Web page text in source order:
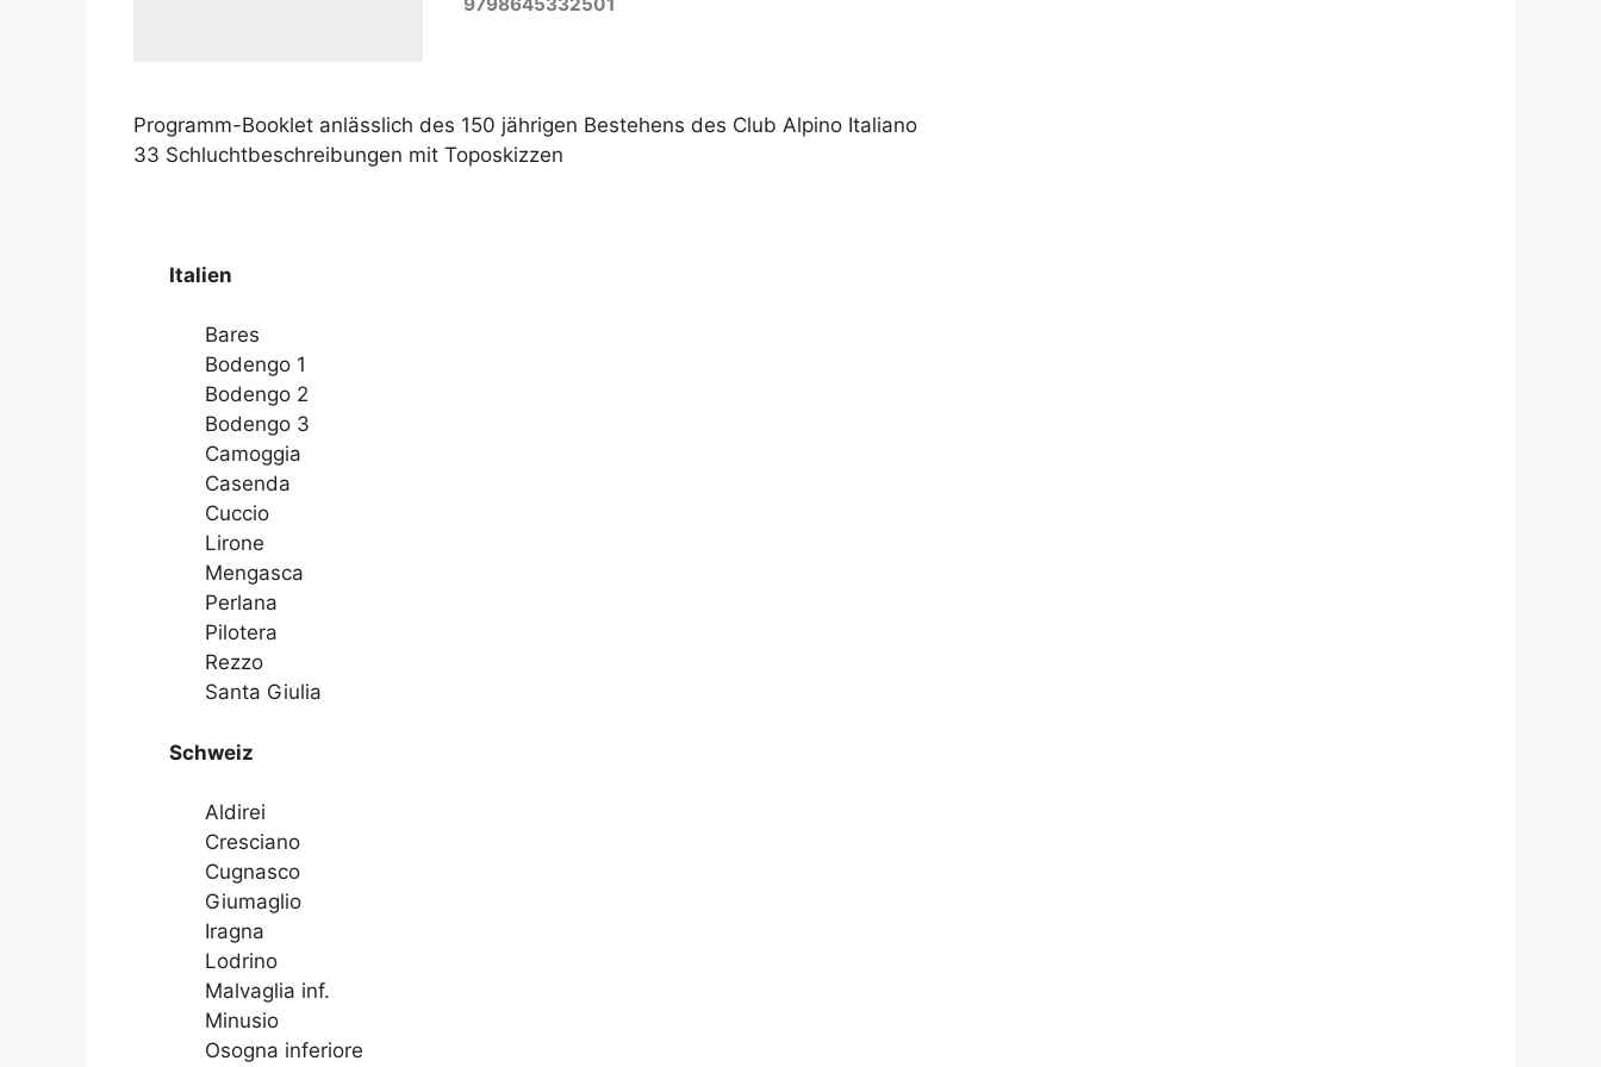
9798645332501
Programm-Booklet anlässlich des 150 jährigen Bestehens des Club Alpino Italiano
33 Schluchtbeschreibungen mit Toposkizzen
Italien
Bares
Bodengo 1
Bodengo 2
Bodengo 3
Camoggia
Casenda
Cuccio
Lirone
Mengasca
Perlana
Pilotera
Rezzo
Santa Giulia
Schweiz
Aldirei
Cresciano
Cugnasco
Giumaglio
Iragna
Lodrino
Malvaglia inf.
Minusio
Osogna inferiore